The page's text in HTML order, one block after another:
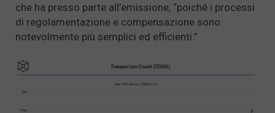
che ha presso parte all’emissione, “poiché i processi
di regolamentazione e compensazione sono
notevolmente più semplici ed efficienti.”